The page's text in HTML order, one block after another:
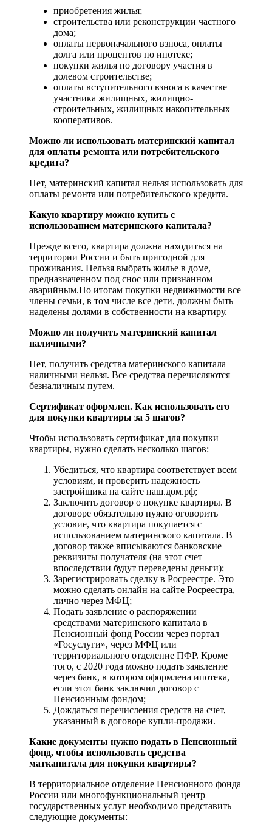
приобретения жилья;
строительства или реконструкции частного
дома;
оплаты первоначального взноса, оплаты
долга или процентов по ипотеке;
покупки жилья по договору участия в
долевом строительстве;
оплаты вступительного взноса в качестве
участника жилищных, жилищно-
строительных, жилищных накопительных
кооперативов.
Можно ли использовать материнский капитал
для оплаты ремонта или потребительского
кредита?
Нет, материнский капитал нельзя использовать для
оплаты ремонта или потребительского кредита.
Какую квартиру можно купить с
использованием материнского капитала?
Прежде всего, квартира должна находиться на
территории России и быть пригодной для
проживания. Нельзя выбрать жилье в доме,
предназначенном под снос или признанном
аварийным.По итогам покупки недвижимости все
члены семьи, в том числе все дети, должны быть
наделены долями в собственности на квартиру.
Можно ли получить материнский капитал
наличными?
Нет, получить средства материнского капитала
наличными нельзя. Все средства перечисляются
безналичным путем.
Сертификат оформлен. Как использовать его
для покупки квартиры за 5 шагов?
Чтобы использовать сертификат для покупки
квартиры, нужно сделать несколько шагов:
Убедиться, что квартира соответствует всем
условиям, и проверить надежность
застройщика на сайте наш.дом.рф;
Заключить договор о покупке квартиры. В
договоре обязательно нужно оговорить
условие, что квартира покупается с
использованием материнского капитала. В
договор также вписываются банковские
реквизиты получателя (на этот счет
впоследствии будут переведены деньги);
Зарегистрировать сделку в Росреестре. Это
можно сделать онлайн на сайте Росреестра,
лично через МФЦ;
Подать заявление о распоряжении
средствами материнского капитала в
Пенсионный фонд России через портал
«Госуслуги», через МФЦ или
территориального отделение ПФР. Кроме
того, с 2020 года можно подать заявление
через банк, в котором оформлена ипотека,
если этот банк заключил договор с
Пенсионным фондом;
Дождаться перечисления средств на счет,
указанный в договоре купли-продажи.
Какие документы нужно подать в Пенсионный
фонд, чтобы использовать средства
маткапитала для покупки квартиры?
В территориальное отделение Пенсионного фонда
России или многофункциональный центр
государственных услуг необходимо представить
следующие документы: